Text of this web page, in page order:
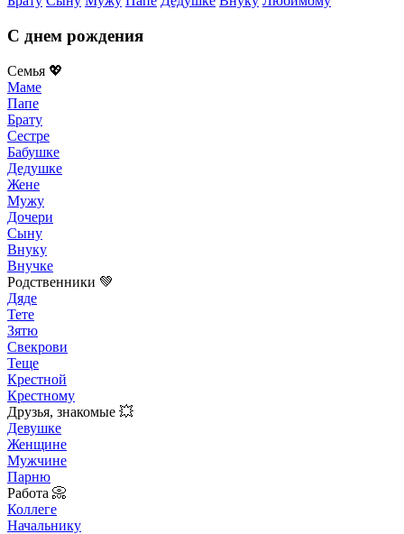
С днем рождения
Семья 💖
Маме
Папе
Брату
Сестре
Бабушке
Дедушке
Жене
Мужу
Дочери
Сыну
Внуку
Внучке
Родственники 💚
Дяде
Тете
Зятю
Свекрови
Теще
Крестной
Крестному
Друзья, знакомые 💥
Девушке
Женщине
Мужчине
Парню
Работа 📀
Коллеге
Начальнику